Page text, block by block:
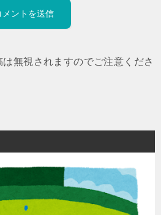
無視されますのでご注意くださ